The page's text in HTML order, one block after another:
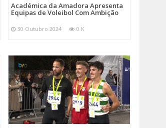
Académica da Amadora Apresenta
Equipas de Voleibol Com Ambição
30 Outubro 2024 0 K